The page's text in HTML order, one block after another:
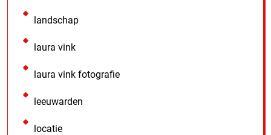
landschap
laura vink
laura vink fotografie
leeuwarden
locatie